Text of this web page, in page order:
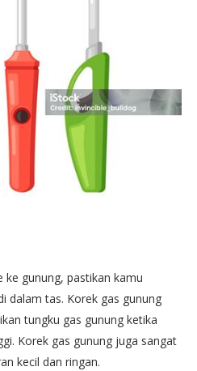
ke gunung, pastikan kamu
dalam tas. Korek gas gunung
tungku gas gunung ketika
Korek gas gunung juga sangat
kecil dan ringan.